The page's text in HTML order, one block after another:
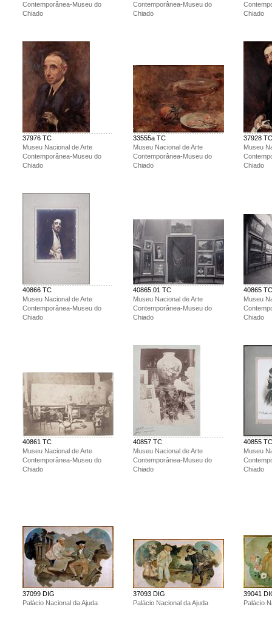
Contemporânea-Museu do
Chiado
Contemporânea-Museu do
Chiado
Chiado
37976 TC
Museu Nacional de Arte
Contemporânea-Museu do
Chiado
33555a TC
Museu Nacional de Arte
Contemporânea-Museu do
Chiado
37928 TC
Museu
Chiado
40866 TC
Museu Nacional de Arte
Contemporânea-Museu do
Chiado
40865.01 TC
Museu Nacional de Arte
Contemporânea-Museu do
Chiado
40865 TC
Museu
Chiado
40861 TC
Museu Nacional de Arte
Contemporânea-Museu do
Chiado
40857 TC
Museu Nacional de Arte
Contemporânea-Museu do
Chiado
40855 TC
Museu
Chiado
37099 DIG
Palácio Nacional da Ajuda
37093 DIG
Palácio Nacional da Ajuda
39041
Palácio